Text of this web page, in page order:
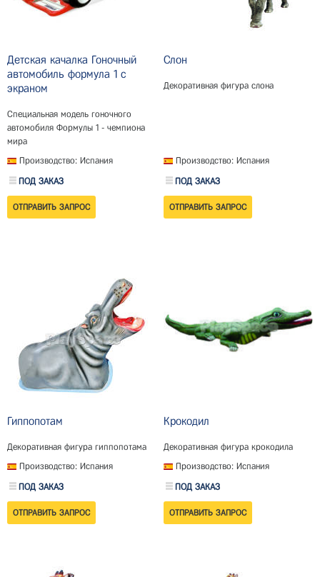
Детская качалка Гоночный
автомобиль формула 1 с
экраном
Специальная модель гоночного
автомобиля Формулы 1 - чемпиона
мира
Производство: Испания
ПОД ЗАКАЗ
Слон
Декоративная фигура слона
Производство: Испания
ПОД ЗАКАЗ
Гиппопотам
Декоративная фигура гиппопотама
Производство: Испания
ПОД ЗАКАЗ
Крокодил
Декоративная фигура крокодила
Производство: Испания
ПОД ЗАКАЗ